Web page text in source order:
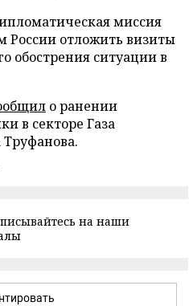
миссия
России отложить визиты
обострения ситуации в
о ранении
в секторе Газа
на наши